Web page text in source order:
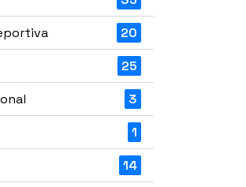
20
25
3
1
14